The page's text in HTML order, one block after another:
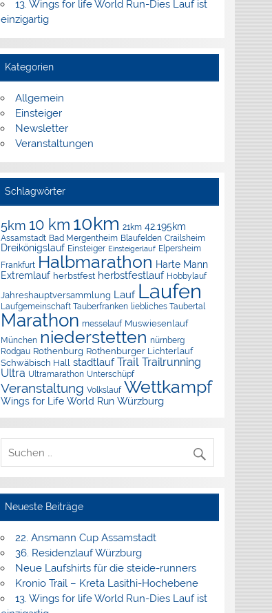
13. Wings for life World Run-Dies Lauf ist
einzigartig
Kategorien
Allgemein
Einsteiger
Newsletter
Veranstaltungen
Schlagwörter
5km 10 km 10km 21km 42.195km
Assamstadt Bad Mergentheim Blaufelden Crailsheim
Dreikönigslauf Einsteiger Einsteigerlauf Elpersheim
Frankfurt Halbmarathon Harte Mann
Extremlauf herbstfest herbstfestlauf Hobbylauf
Jahreshauptversammlung Lauf Laufen
Laufgemeinschaft Tauberfranken liebliches Taubertal
Marathon messelauf Muswiesenlauf
München niederstetten nürnberg
Rodgau Rothenburg Rothenburger Lichterlauf
Schwäbisch Hall stadtlauf Trail Trailrunning
Ultra Ultramarathon Unterschüpf
Veranstaltung Volkslauf Wettkampf
Wings for Life World Run Würzburg
Neueste Beiträge
22. Ansmann Cup Assamstadt
36. Residenzlauf Würzburg
Neue Laufshirts für die steide-runners
Kronio Trail – Kreta Lasithi-Hochebene
13. Wings for life World Run-Dies Lauf ist